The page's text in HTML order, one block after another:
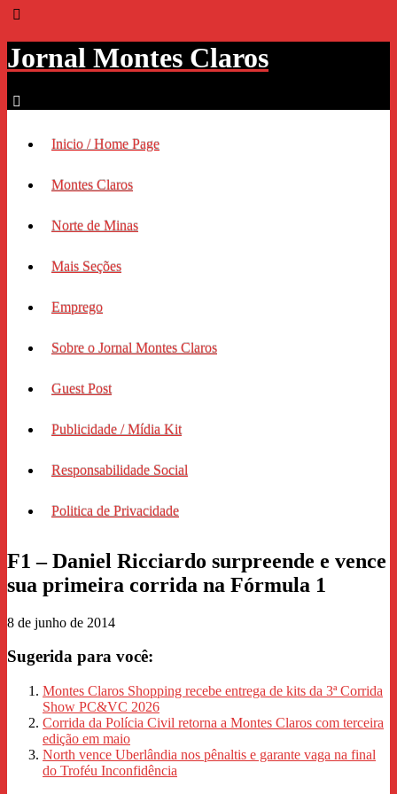
Jornal Montes Claros
Inicio / Home Page
Montes Claros
Norte de Minas
Mais Seções
Emprego
Sobre o Jornal Montes Claros
Guest Post
Publicidade / Mídia Kit
Responsabilidade Social
Politica de Privacidade
F1 – Daniel Ricciardo surpreende e vence
sua primeira corrida na Fórmula 1
8 de junho de 2014
Sugerida para você:
Montes Claros Shopping recebe entrega de kits da 3ª Corrida
Show PC&VC 2026
Corrida da Polícia Civil retorna a Montes Claros com terceira
edição em maio
North vence Uberlândia nos pênaltis e garante vaga na final
do Troféu Inconfidência